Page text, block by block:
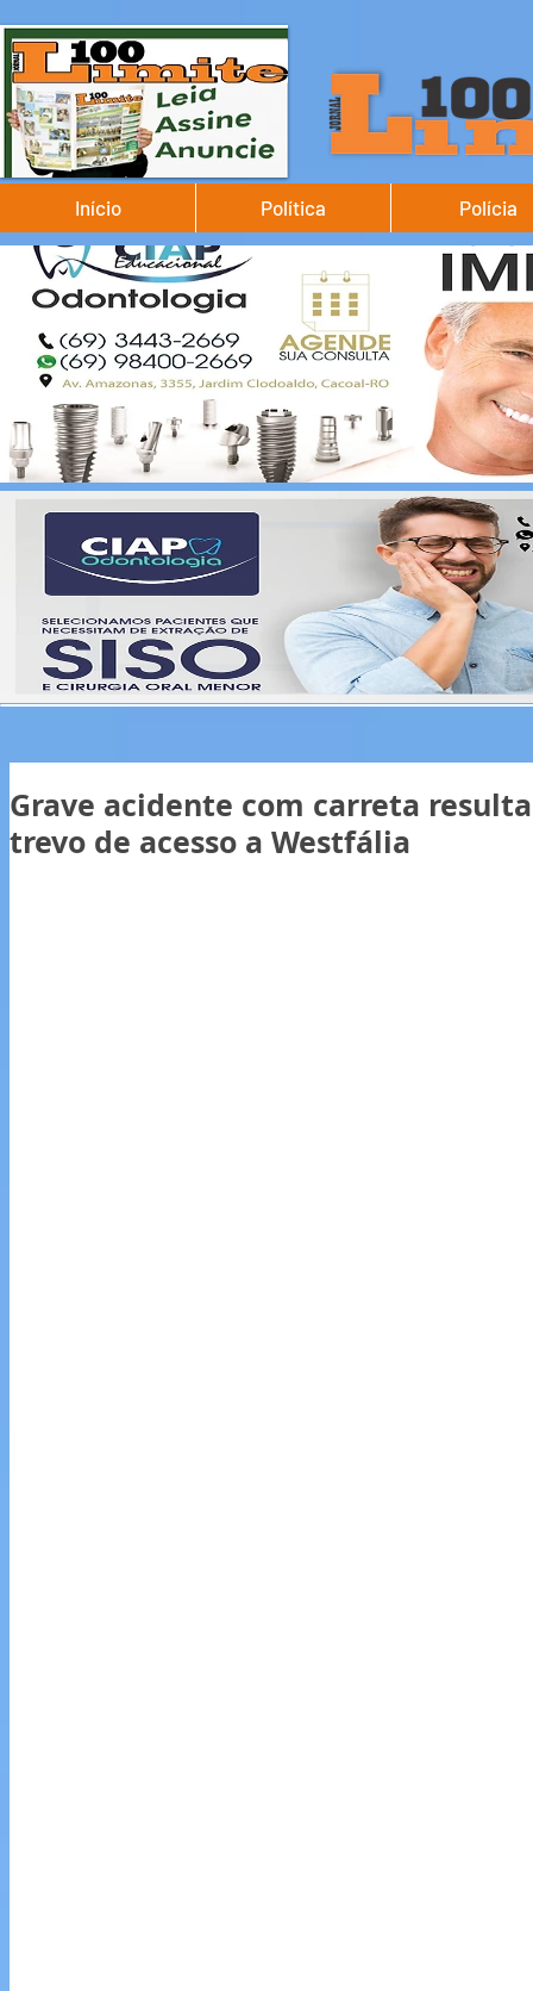
Início Política Polícia
Grave acidente com carreta
trevo de acesso a Westfália